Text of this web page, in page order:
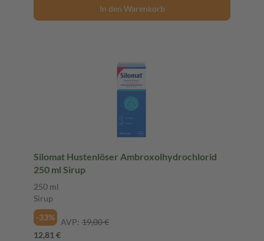
In den Warenkorb
Silomat Hustenlöser Ambroxolhydrochlorid
250 ml Sirup
250 ml
Sirup
-33%
AVP: 19,00 €
12,81 €